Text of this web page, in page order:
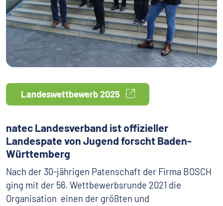
Landeswettbewerb 2025
natec Landesverband ist offizieller
Landespate von Jugend forscht Baden-
Württemberg
Nach der 30-jährigen Patenschaft der Firma BOSCH
ging mit der 56. Wettbewerbsrunde 2021 die
Organisation einen der größten und